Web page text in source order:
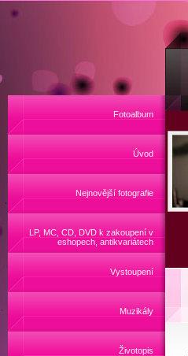
Fotoalbum
Úvod
Nejnovější fotografie
LP, MC, CD, DVD k zakoupení v
eshopech, antikvariátech
Vystoupení
Muzikály
Životopis